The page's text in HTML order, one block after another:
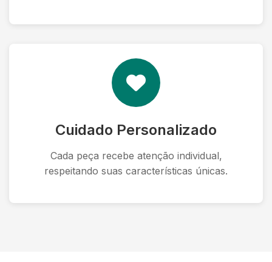
Cuidado Personalizado
Cada peça recebe atenção individual,
respeitando suas características únicas.